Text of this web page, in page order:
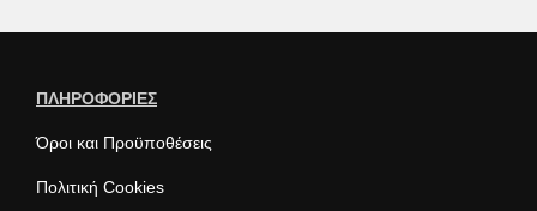
ΠΛΗΡΟΦΟΡΙΕΣ
Όροι και Προϋποθέσεις
Πολιτική Cookies